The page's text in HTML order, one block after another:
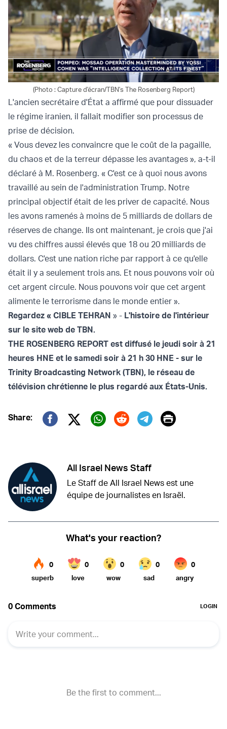
(Photo : Capture d'écran/TBN's The Rosenberg Report)
L'ancien secrétaire d'État a affirmé que pour dissuader
le régime iranien, il fallait modifier son processus de
prise de décision.
« Vous devez les convaincre que le coût de la pagaille,
du chaos et de la terreur dépasse les avantages », a-t-il
déclaré à M. Rosenberg. « C'est ce à quoi nous avons
travaillé au sein de l'administration Trump. Notre
principal objectif était de les priver de capacité. Nous
les avons ramenés à moins de 5 milliards de dollars de
réserves de change. Ils ont maintenant, je crois que j'ai
vu des chiffres aussi élevés que 18 ou 20 milliards de
dollars. C'est une nation riche par rapport à ce qu'elle
était il y a seulement trois ans. Et nous pouvons voir où
cet argent circule. Nous pouvons voir que cet argent
alimente le terrorisme dans le monde entier ».
Regardez « CIBLE TEHRAN » - L'histoire de l'intérieur
sur le site web de TBN.
THE ROSENBERG REPORT est diffusé le jeudi soir à 21
heures HNE et le samedi soir à 21 h 30 HNE - sur le
Trinity Broadcasting Network (TBN), le réseau de
télévision chrétienne le plus regardé aux États-Unis.
Share:
Twitter (X)
Print
All Israel News Staff
Le Staff de All Israel News est une
équipe de journalistes en Israël.